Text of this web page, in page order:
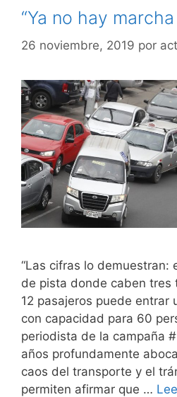
“Ya no hay
26 noviembre, 2019 por
“Las cifras lo demuestran:
de pista donde caben tres
12 pasajeros puede entrar
con capacidad para 60
periodista de la campaña
años profundamente
caos del transporte y el
permiten afirmar que …